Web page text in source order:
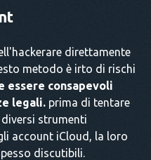
direttamente
metodo è irto di rischi
essere consapevoli
legali. prima di tentare
diversi strumenti
account iCloud, la loro
discutibili.